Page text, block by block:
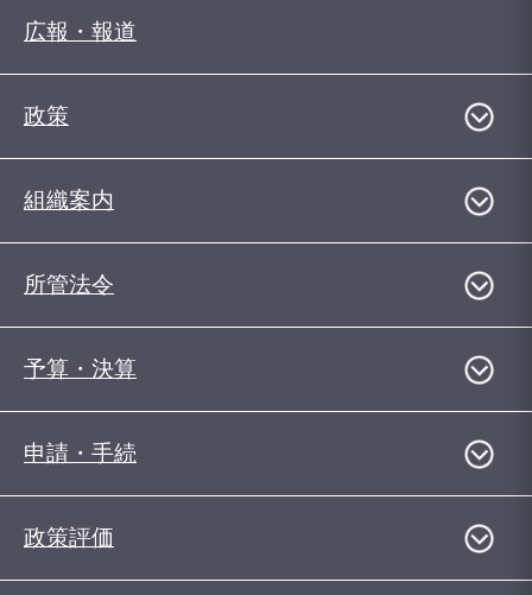
広報・報道
政策
組織案内
所管法令
予算・決算
申請・手続
政策評価